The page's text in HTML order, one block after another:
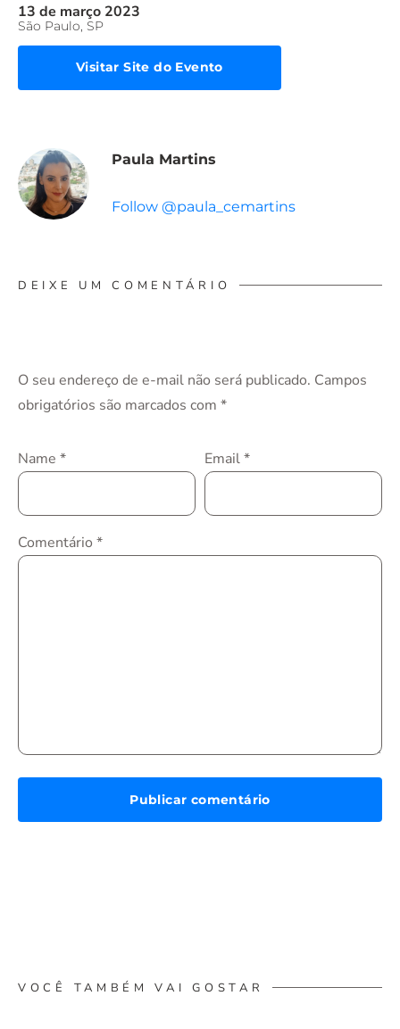
13 de março 2023
São Paulo, SP
Visitar Site do Evento
Paula Martins
Follow @paula_cemartins
DEIXE UM COMENTÁRIO
O seu endereço de e-mail não será publicado. Campos
obrigatórios são marcados com *
Name * Email*
Comentário *
VOCÊ TAMBÉM VAI GOSTAR